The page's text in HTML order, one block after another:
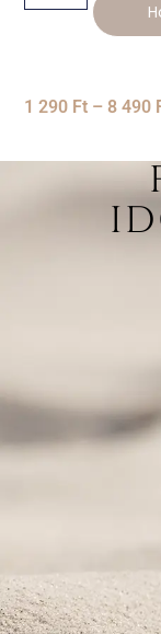
1 290 Ft – 8 490